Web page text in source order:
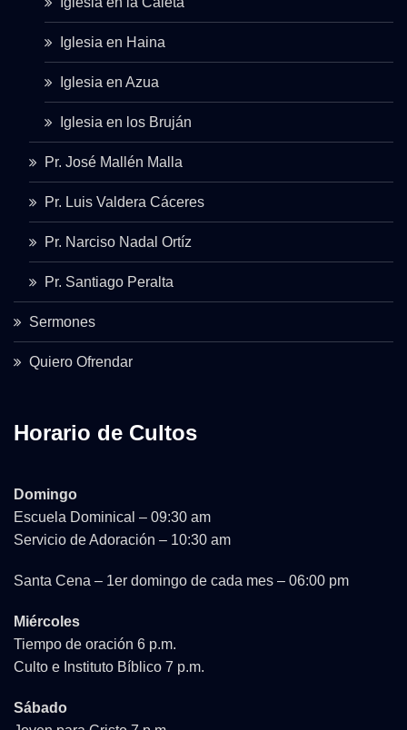
Iglesia en Haina
Iglesia en Azua
Iglesia en los Bruján
Pr. José Mallén Malla
Pr. Luis Valdera Cáceres
Pr. Narciso Nadal Ortíz
Pr. Santiago Peralta
Sermones
Quiero Ofrendar
Horario de Cultos
Domingo
Escuela Dominical – 09:30 am
Servicio de Adoración – 10:30 am
Santa Cena – 1er domingo de cada mes – 06:00 pm
Miércoles
Tiempo de oración 6 p.m.
Culto e Instituto Bíblico 7 p.m.
Sábado